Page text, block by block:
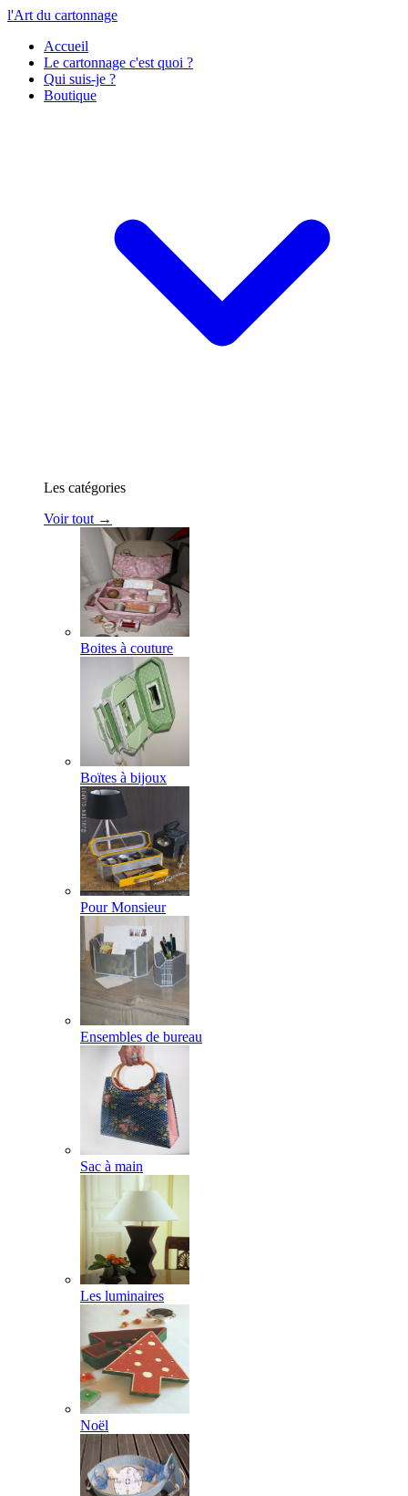
l'Art du cartonnage
Accueil
Le cartonnage c'est quoi ?
Qui suis-je ?
Boutique
Les catégories
Voir tout →
Boites à couture
Boïtes à bijoux
Pour Monsieur
Ensembles de bureau
Sac à main
Les luminaires
Noël